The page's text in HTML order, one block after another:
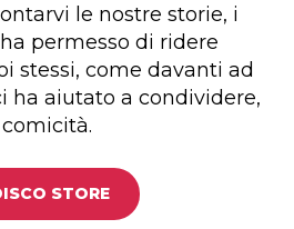
le nostre storie, i
permesso di ridere
stessi, come davanti ad
ha aiutato a condividere,
STORE